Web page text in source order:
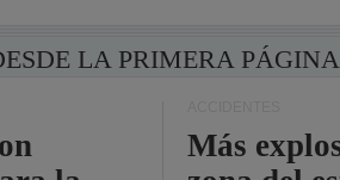
LA PRIMERA PÁGINA
Más